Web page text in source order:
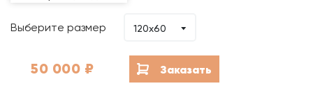
Выберите размер 120x60
50 000 ₽ Заказать